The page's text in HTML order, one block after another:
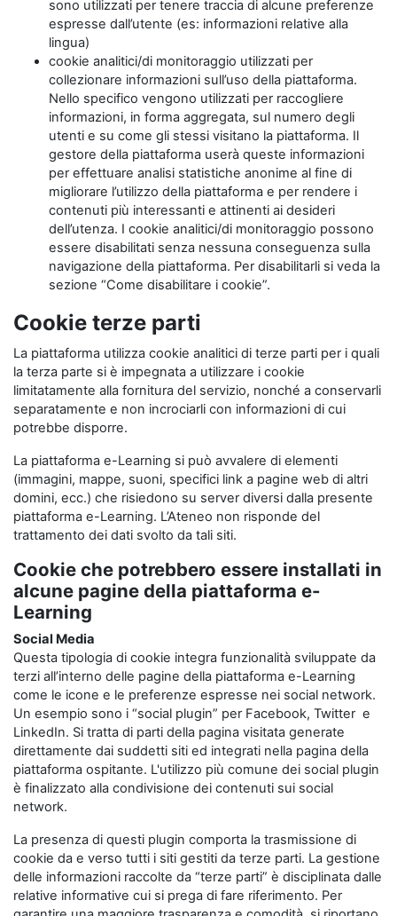
sono utilizzati per tenere traccia di alcune preferenze
espresse dall’utente (es: informazioni relative alla
lingua)
cookie analitici/di monitoraggio utilizzati per
collezionare informazioni sull’uso della piattaforma.
Nello specifico vengono utilizzati per raccogliere
informazioni, in forma aggregata, sul numero degli
utenti e su come gli stessi visitano la piattaforma. Il
gestore della piattaforma userà queste informazioni
per effettuare analisi statistiche anonime al fine di
migliorare l’utilizzo della piattaforma e per rendere i
contenuti più interessanti e attinenti ai desideri
dell’utenza. I cookie analitici/di monitoraggio possono
essere disabilitati senza nessuna conseguenza sulla
navigazione della piattaforma. Per disabilitarli si veda la
sezione “Come disabilitare i cookie”.
Cookie terze parti
La piattaforma utilizza cookie analitici di terze parti per i quali
la terza parte si è impegnata a utilizzare i cookie
limitatamente alla fornitura del servizio, nonché a conservarli
separatamente e non incrociarli con informazioni di cui
potrebbe disporre.
La piattaforma e-Learning si può avvalere di elementi
(immagini, mappe, suoni, specifici link a pagine web di altri
domini, ecc.) che risiedono su server diversi dalla presente
piattaforma e-Learning. L’Ateneo non risponde del
trattamento dei dati svolto da tali siti.
Cookie che potrebbero essere installati in
alcune pagine della piattaforma e-
Learning
Social Media
Questa tipologia di cookie integra funzionalità sviluppate da
terzi all’interno delle pagine della piattaforma e-Learning
come le icone e le preferenze espresse nei social network.
Un esempio sono i “social plugin” per Facebook, Twitter e
LinkedIn. Si tratta di parti della pagina visitata generate
direttamente dai suddetti siti ed integrati nella pagina della
piattaforma ospitante. L'utilizzo più comune dei social plugin
è finalizzato alla condivisione dei contenuti sui social
network.
La presenza di questi plugin comporta la trasmissione di
cookie da e verso tutti i siti gestiti da terze parti. La gestione
delle informazioni raccolte da “terze parti” è disciplinata dalle
relative informative cui si prega di fare riferimento. Per